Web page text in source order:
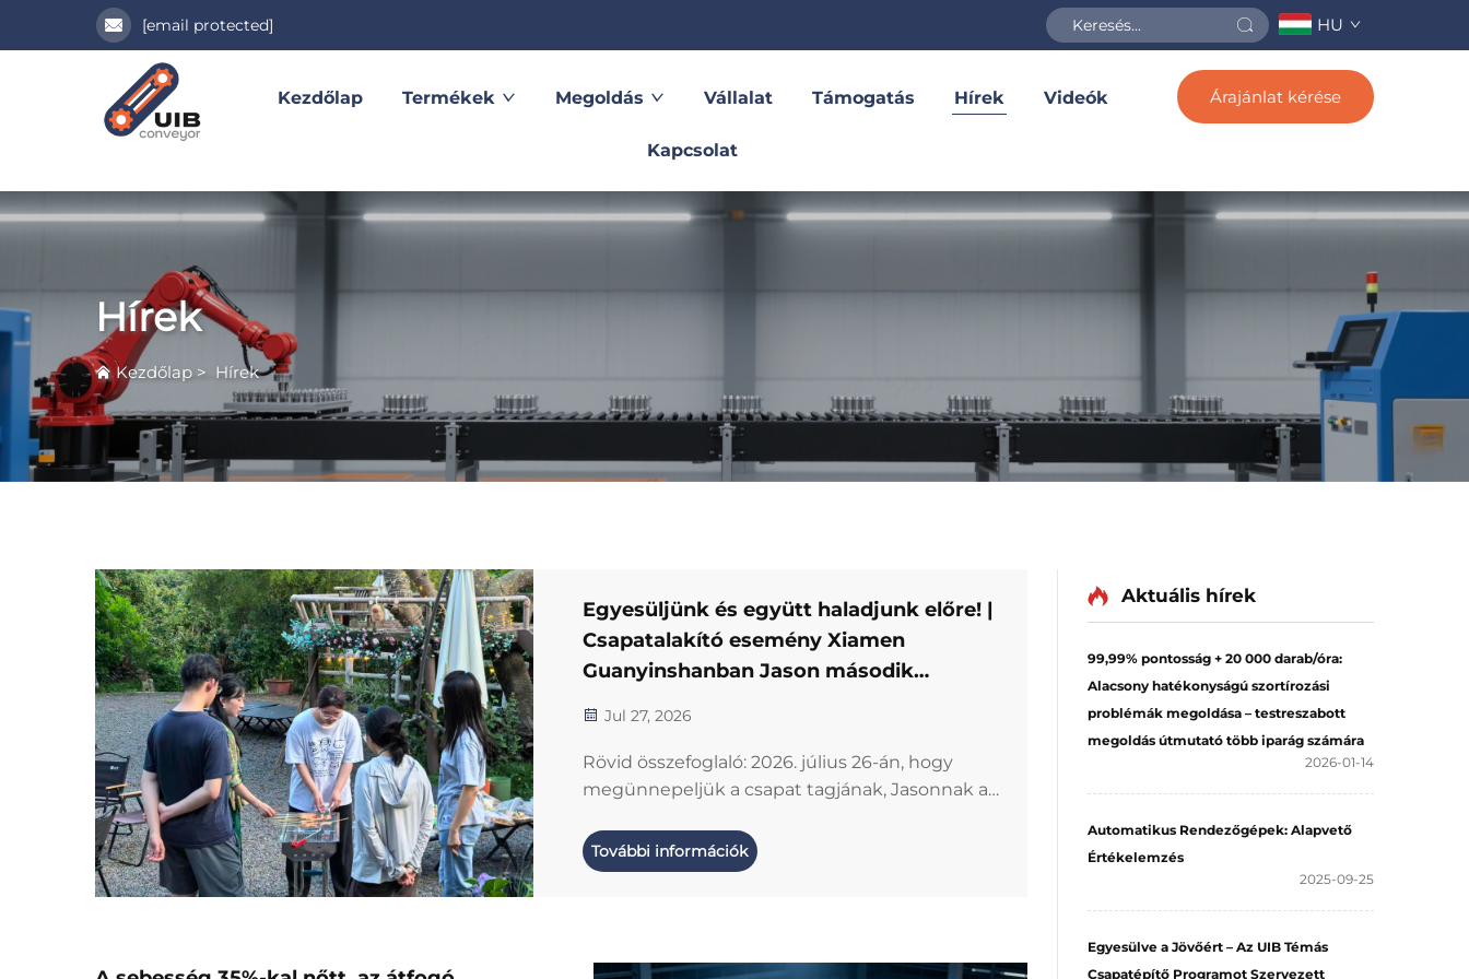
[email protected] HU
Kezdőlap Termékek Megoldás Vállalat Támogatás Hírek Videók
Kapcsolat
Árajánlat kérése
Hírek
Kezdőlap > Hírek
Egyesüljünk és együtt haladjunk előre! |
Csapatalakító esemény Xiamen
Guanyinshanban Jason második
Jul 27, 2026
Rövid összefoglaló: 2026. július 26-án, hogy
megünnepeljük a csapat tagjának, Jasonnak a
csapat összetartását, cégünk lazító kültéri
csapatalakító tevékenységet szervezett Fujian
További információk
Aktuális hírek
99,99% pontosság + 20 000 darab/óra:
Alacsony hatékonyságú szortírozási
problémák megoldása – testreszabott
megoldás útmutató több iparág számára
2026-01-14
Automatikus Rendezőgépek: Alapvető
Értékelemzés
2025-09-25
Egyesülve a Jövőért – Az UIB Témás
Csapatépítő Programot Szervezett